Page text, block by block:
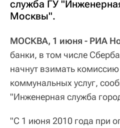
служба ГУ
Москвы".
МОСКВА, 1 июня - РИА
банки, в том числе
начнут взимать
коммунальных услуг,
"Инженерная служба
"С 1 июня 2010 года при